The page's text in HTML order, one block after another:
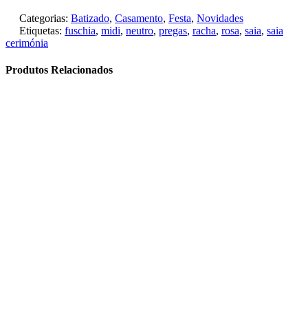
Categorias: Batizado, Casamento, Festa, Novidades
Etiquetas: fuschia, midi, neutro, pregas, racha, rosa, saia, saia
cerimónia
Produtos Relacionados